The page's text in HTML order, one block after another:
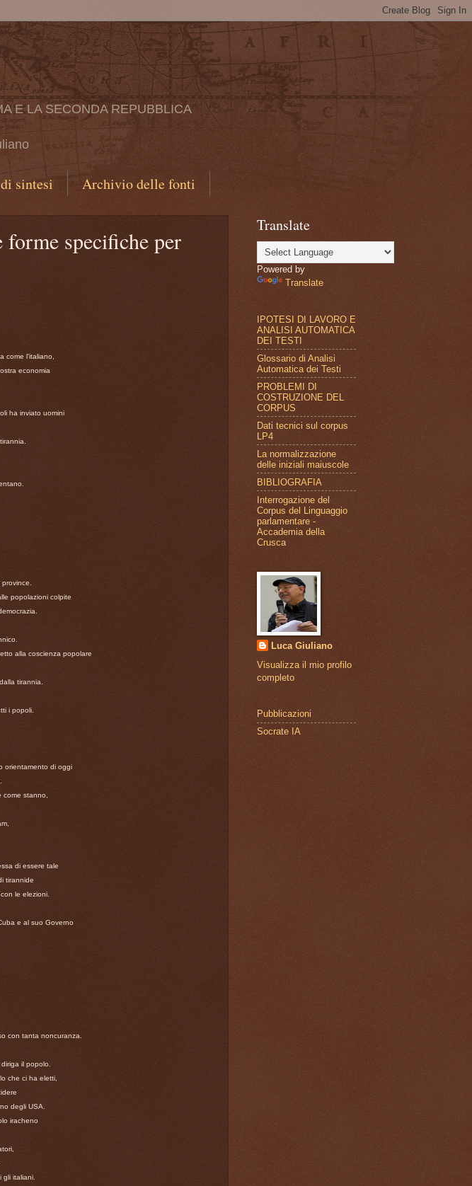
E LA SECONDA REPUBBLICA
sintesi Archivio delle fonti
forme specifiche per
come l'italiano,
economia
ha inviato uomini
popolazioni colpite
alla coscienza popolare
tirannia.
i popoli.
orientamento di oggi
stanno,
di essere tale
tirannide
le elezioni.
e al suo Governo
con tanta noncuranza.
il popolo.
che ci ha eletti,
degli USA.
iracheno
italiani.
Translate
Powered by
Translate
IPOTESI DI LAVORO E
ANALISI AUTOMATICA
DEI TESTI
Glossario di Analisi
Automatica dei Testi
PROBLEMI DI
COSTRUZIONE DEL
CORPUS
Dati tecnici sul corpus
LP4
La normalizzazione
delle iniziali maiuscole
BIBLIOGRAFIA
Interrogazione del
Corpus del Linguaggio
parlamentare -
Accademia della
Crusca
Luca Giuliano
Visualizza il mio profilo
completo
Pubblicazioni
Socrate IA